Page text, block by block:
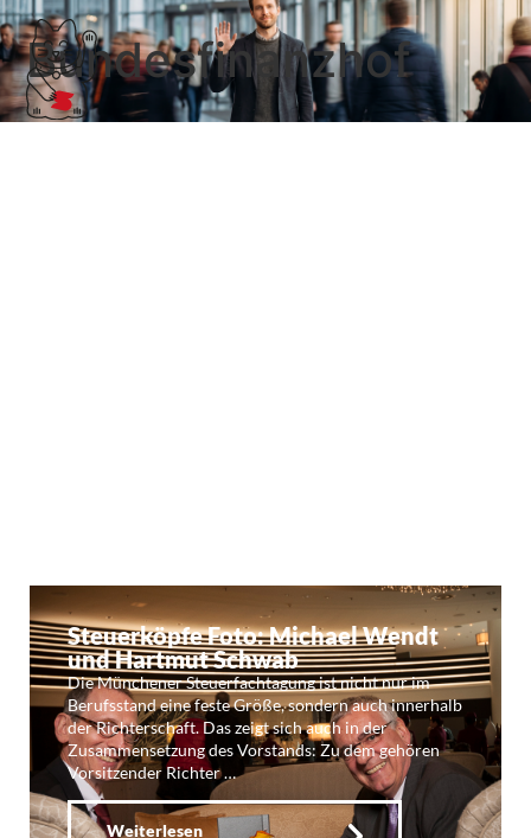
Bundesfinanzhof
Steuerköpfe Foto: Michael Wendt
und Hartmut Schwab
Die Münchener Steuerfachtagung ist nicht nur im
Berufsstand eine feste Größe, sondern auch innerhalb
der Richterschaft. Das zeigt sich auch in der
Zusammensetzung des Vorstands: Zu dem gehören
Vorsitzender Richter …
Weiterlesen